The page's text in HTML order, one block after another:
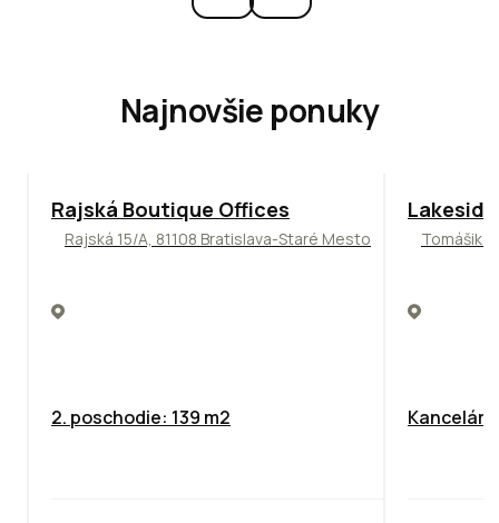
Najnovšie ponuky
Rajská Boutique Offices
Rajská 15/A, 81108 Bratislava-Staré Mesto
2. poschodie: 139 m2